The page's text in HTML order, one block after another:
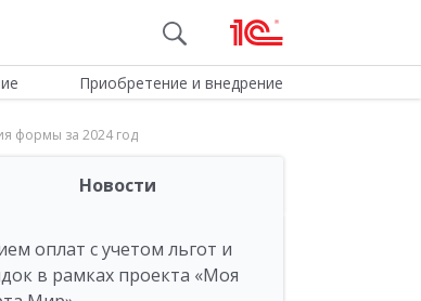
Приобретение и внедрение
формы за 2024 год
Новости
оплат с учетом льгот и
в рамках проекта «Моя